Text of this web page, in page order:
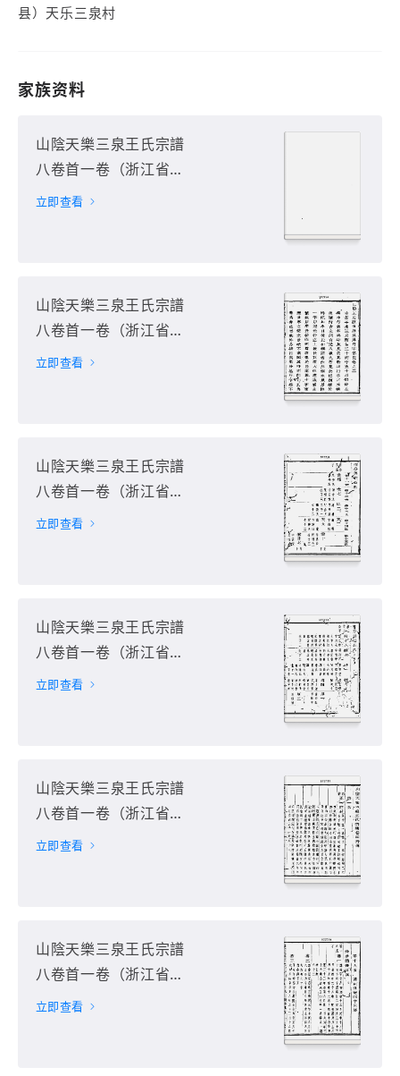
县）天乐三泉村
家族资料
山陰天樂三泉王氏宗譜
八卷首一卷（浙江省紹
興市）第1册
立即查看
山陰天樂三泉王氏宗譜
八卷首一卷（浙江省紹
興市）第2册
立即查看
山陰天樂三泉王氏宗譜
八卷首一卷（浙江省紹
興市）第3册
立即查看
山陰天樂三泉王氏宗譜
八卷首一卷（浙江省紹
興市）第4册
立即查看
山陰天樂三泉王氏宗譜
八卷首一卷（浙江省紹
興市）第5册
立即查看
山陰天樂三泉王氏宗譜
八卷首一卷（浙江省紹
興市）第6册
立即查看